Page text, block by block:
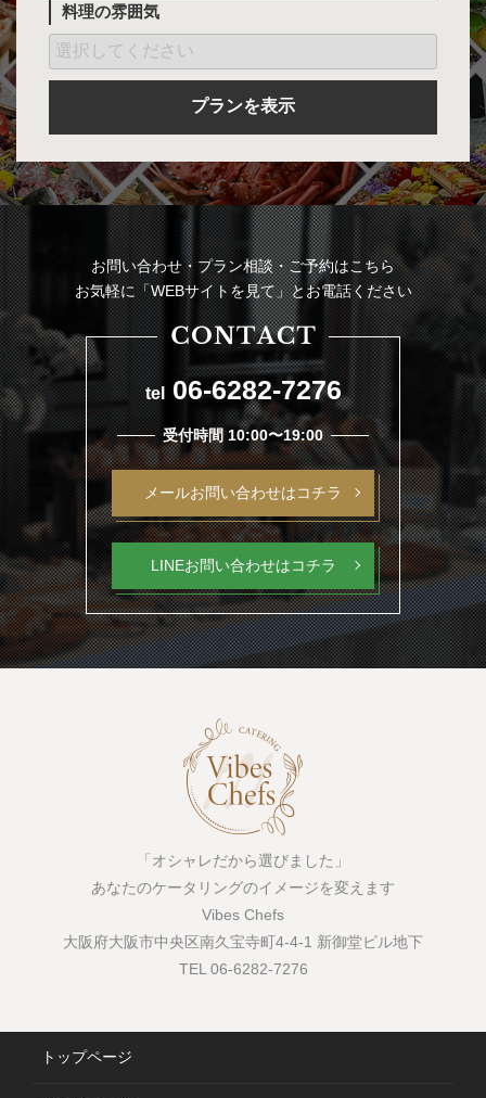
料理の雰囲気
プランを表示
お問い合わせ・プラン相談・ご予約はこちら
お気軽に「WEBサイトを見て」とお電話ください
tel 06-6282-7276
受付時間 10:00〜19:00
メールお問い合わせはコチラ
LINEお問い合わせはコチラ
「オシャレだから選びました」
あなたのケータリングのイメージを変えます
Vibes Chefs
大阪府大阪市中央区南久宝寺町4-4-1 新御堂ビル地下
TEL 06-6282-7276
トップページ